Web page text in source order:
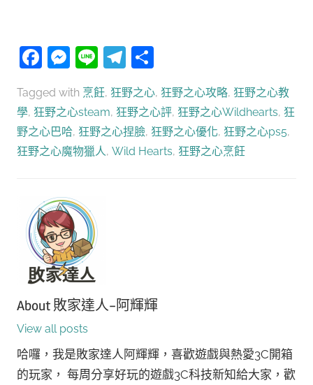
Facebook
Messenger
LineTelegram
Tagged with 烹飪, 狂野之心, 狂野之心攻略, 狂野之心教
學, 狂野之心steam, 狂野之心評, 狂野之心Wildhearts, 狂
野之心巴哈, 狂野之心捏臉, 狂野之心優化, 狂野之心ps5,
狂野之心魔物獵人, Wild Hearts, 狂野之心烹飪
About敗家達人-阿輝輝
View all posts
哈囉，我是敗家達人阿輝輝，喜歡遊戲與熱愛3C開箱
的玩家， 每周分享好玩的遊戲3C科技新知給大家，歡